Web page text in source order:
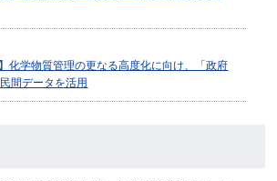
化学物質管理の更なる高度化に向け、「政府
間データを活用